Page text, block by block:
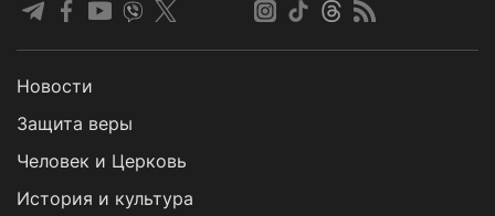
Новости
Защита веры
Человек и Церковь
История и культура